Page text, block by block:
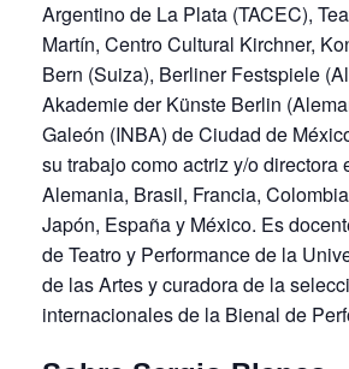
Argentino de La Plata (TACEC),
Martín, Centro Cultural Kirchner,
Bern (Suiza), Berliner Festspiele
Akademie der Künste Berlin
Galeón (INBA) de Ciudad de
su trabajo como actriz y/o directora
Alemania, Brasil, Francia,
Japón, España y México. Es
de Teatro y Performance de la
de las Artes y curadora de la
internacionales de la Bienal de